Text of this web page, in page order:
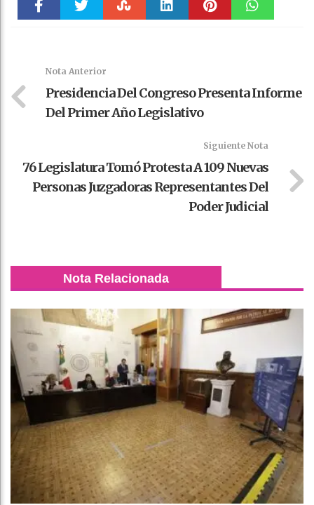
Nota Anterior
Presidencia Del Congreso Presenta Informe
Del Primer Año Legislativo
Siguiente Nota
76 Legislatura Tomó Protesta A 109 Nuevas
Personas Juzgadoras Representantes Del
Poder Judicial
Nota Relacionada